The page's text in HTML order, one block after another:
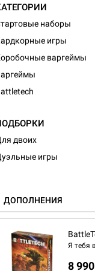
наборы
игры
варгеймы
двоих
игры
ДОПОЛНЕНИЯ
Я тебя
8